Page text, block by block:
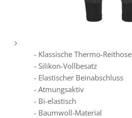
- Klassische Thermo-Reithose
- Silikon-Vollbesatz
- Elastischer Beinabschluss
- Atmungsaktiv
- Bi-elastisch
- Baumwoll-Material